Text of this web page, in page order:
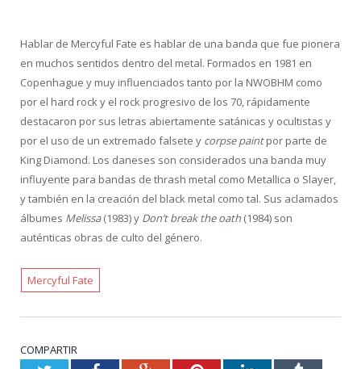
Hablar de Mercyful Fate es hablar de una banda que fue pionera
en muchos sentidos dentro del metal. Formados en 1981 en
Copenhague y muy influenciados tanto por la NWOBHM como
por el hard rock y el rock progresivo de los 70, rápidamente
destacaron por sus letras abiertamente satánicas y ocultistas y
por el uso de un extremado falsete y corpse paintpor parte de
King Diamond. Los daneses son considerados una banda muy
influyente para bandas de thrash metal como Metallica o Slayer,
y también en la creación del black metal como tal. Sus aclamados
álbumes Melissa(1983) y Don’t break the oath(1984) son
auténticas obras de culto del género.
Mercyful Fate
COMPARTIR